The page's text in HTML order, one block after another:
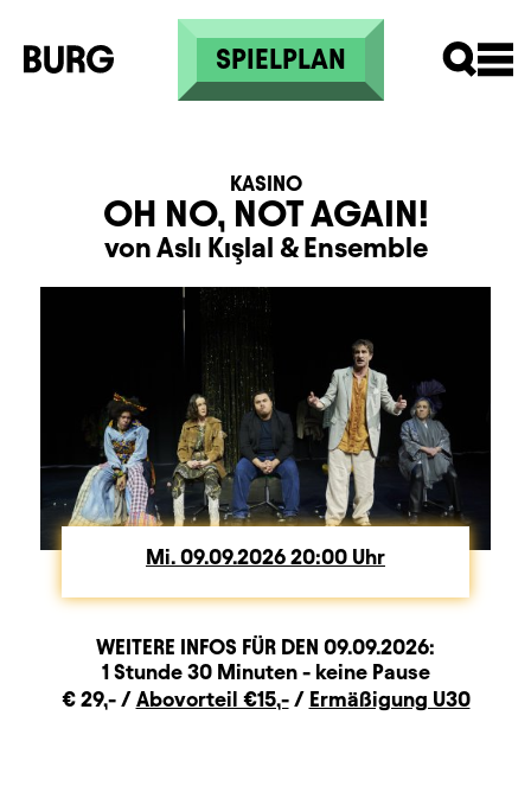
Direkt zum Inhalt
SPIELPLAN
OH NO, NOT AGAIN!
KASINO
von Aslı Kışlal &Ensemble
Mi. Mittwoch
09.09.2026 20:00Uhr
WEITERE INFOS FÜR DEN 09.09.2026:
BeschreibungInformation
Dauer und Pausen
1 Stunde 30 Minuten - keine Pause
Zusatzinformation
€ 29,- / Abovorteil €15,-/ Ermäßigung U30